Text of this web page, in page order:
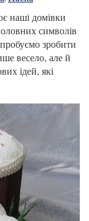
наші домівки
символів
зробити
весело, але й
ідей, які